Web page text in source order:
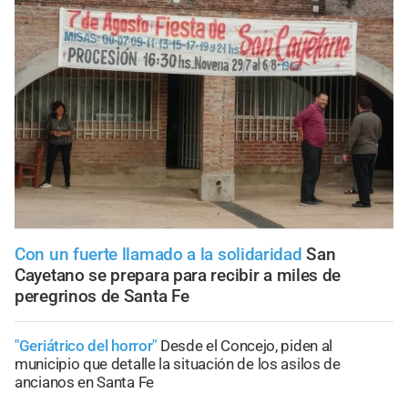
Con un fuerte llamado a la solidaridad San
Cayetano se prepara para recibir a miles de
peregrinos de Santa Fe
"Geriátrico del horror" Desde el Concejo, piden al
municipio que detalle la situación de los asilos de
ancianos en Santa Fe